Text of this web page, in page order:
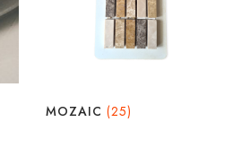
MOZAIC (25)